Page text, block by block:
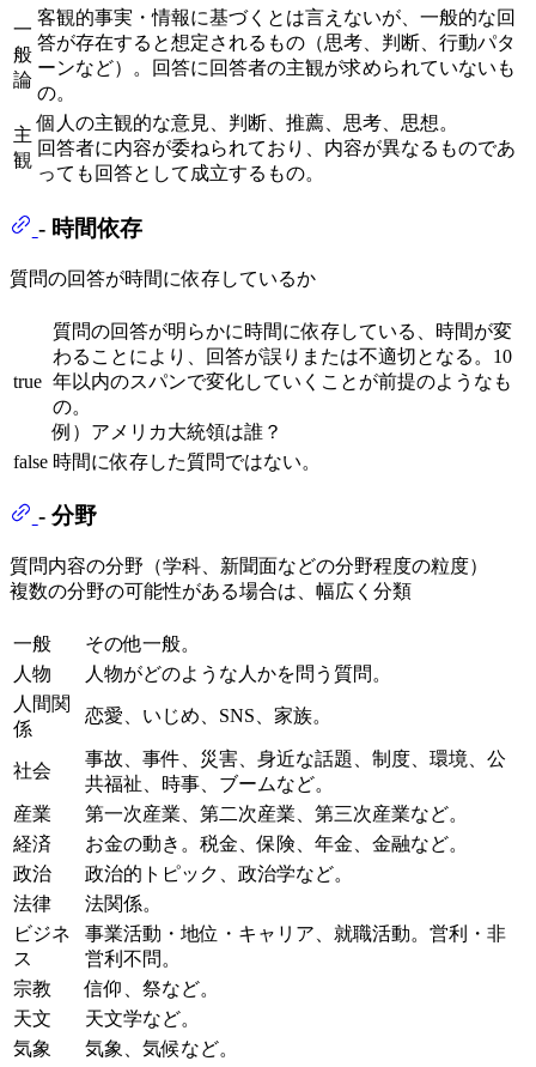
一
般
論
客観的事実・情報に基づくとは言えないが、一般的な回
答が存在すると想定されるもの（思考、判断、行動パタ
ーンなど）。回答に回答者の主観が求められていないも
の。
主
観
個人の主観的な意見、判断、推薦、思考、思想。
回答者に内容が委ねられており、内容が異なるものであ
っても回答として成立するもの。
- 時間依存
質問の回答が時間に依存しているか
true
質問の回答が明らかに時間に依存している、時間が変
わることにより、回答が誤りまたは不適切となる。10
年以内のスパンで変化していくことが前提のようなも
の。
例）アメリカ大統領は誰？
false 時間に依存した質問ではない。
- 分野
質問内容の分野（学科、新聞面などの分野程度の粒度）
複数の分野の可能性がある場合は、幅広く分類
一般
その他一般。
人物
人物がどのような人かを問う質問。
人間関
係
恋愛、いじめ、SNS、家族。
社会
事故、事件、災害、身近な話題、制度、環境、公
共福祉、時事、ブームなど。
産業
第一次産業、第二次産業、第三次産業など。
経済
お金の動き。税金、保険、年金、金融など。
政治
政治的トピック、政治学など。
法律
法関係。
ビジネ
ス
事業活動・地位・キャリア、就職活動。営利・非
営利不問。
宗教
信仰、祭など。
天文
天文学など。
気象
気象、気候など。